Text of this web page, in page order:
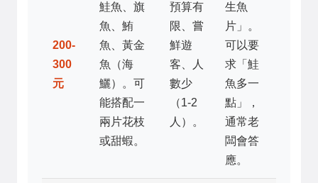
200-
300
元
鮭魚、旗
魚、鮪
魚、黃金
魚（海
鱺）。可
能搭配一
兩片花枝
或甜蝦。
預算有
限、嘗
鮮遊
客、人
數少
（1-2
人）。
生魚
片」。
可以要
求「鮭
魚多一
點」，
通常老
闆會答
應。